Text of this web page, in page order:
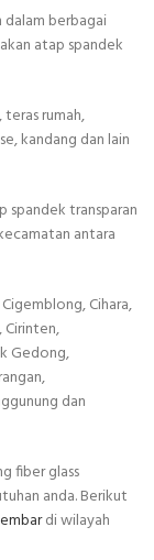
dalam berbagai
atap spandek
rumah,
kandang dan lain
spandek transparan
antara
Cihara,
Cirinten,
Gedong,
dan
fiber glass
anda. Berikut
di wilayah